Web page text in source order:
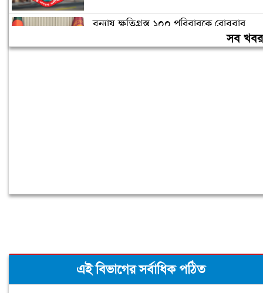
বন্যায় ক্ষতিগ্রস্ত ১০০ পরিবারকে রোববার
সব
এই বিভাগের সর্বাধিক পঠিত